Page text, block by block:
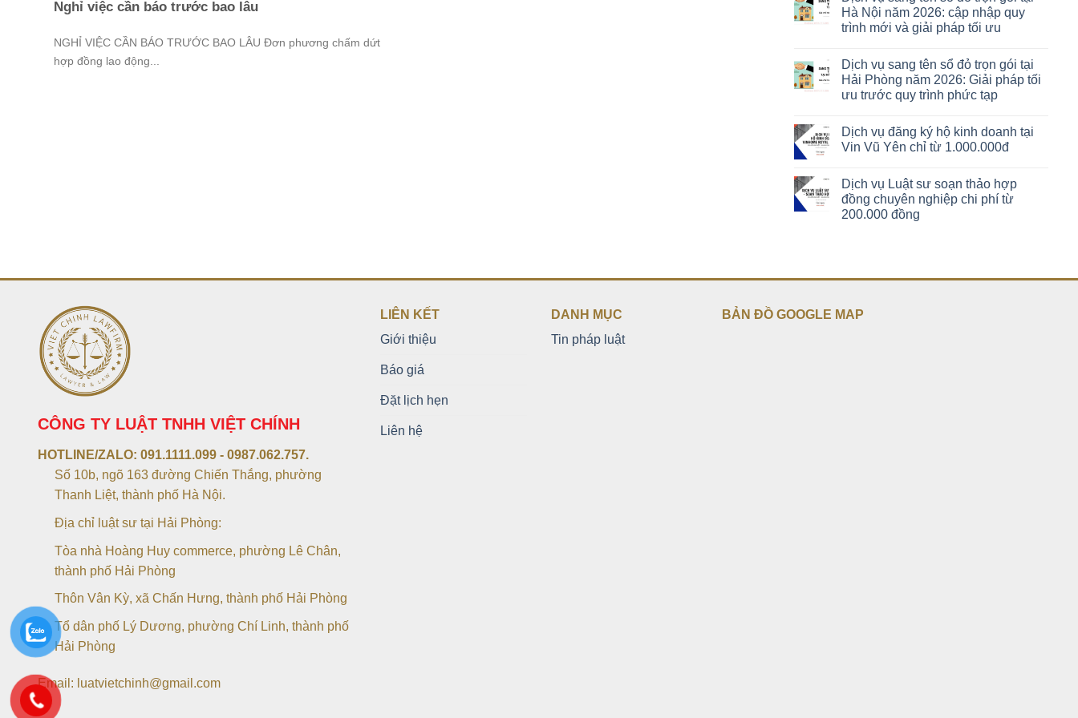
Nghỉ việc cần báo trước bao lâu
NGHỈ VIỆC CẦN BÁO TRƯỚC BAO LÂU Đơn phương chấm dứt
hợp đồng lao động...
Hà Nội năm 2026: cập nhập quy
trình mới và giải pháp tối ưu
Dịch vụ sang tên sổ đỏ trọn gói tại
Hải Phòng năm 2026: Giải pháp tối
ưu trước quy trình phức tạp
Dịch vụ đăng ký hộ kinh doanh tại
Vin Vũ Yên chỉ từ 1.000.000đ
Dịch vụ Luật sư soạn thảo hợp
đồng chuyên nghiệp chi phí từ
200.000 đồng
CÔNG TY LUẬT TNHH VIỆT CHÍNH
HOTLINE/ZALO: 091.1111.099 - 0987.062.757.
Số 10b, ngõ 163 đường Chiến Thắng, phường
Thanh Liệt, thành phố Hà Nội.
Địa chỉ luật sư tại Hải Phòng:
Tòa nhà Hoàng Huy commerce, phường Lê Chân,
thành phố Hải Phòng
Thôn Vân Kỳ, xã Chấn Hưng, thành phố Hải Phòng
Tổ dân phố Lý Dương, phường Chí Linh, thành phố
Hải Phòng
Email: luatvietchinh@gmail.com
LIÊN KẾT
Giới thiệu
Báo giá
Đặt lịch hẹn
Liên hệ
DANH MỤC
Tin pháp luật
BẢN ĐỒ GOOGLE MAP